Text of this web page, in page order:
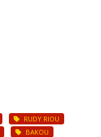
RUDY RIOU
BAKOU